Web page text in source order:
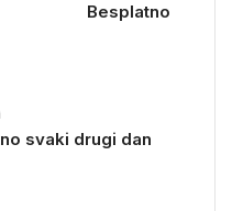
Besplatno
svaki drugi dan